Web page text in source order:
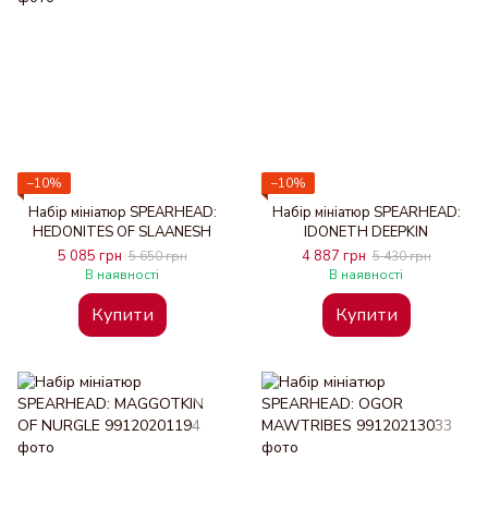
−10%
Набір мініатюр SPEARHEAD:
HEDONITES OF SLAANESH
5 085 грн 5 650 грн
В наявності
Купити
−10%
Набір мініатюр SPEARHEAD:
IDONETH DEEPKIN
4 887 грн 5 430 грн
В наявності
Купити